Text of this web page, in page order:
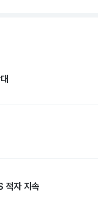
적자 지속